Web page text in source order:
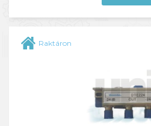
Raktáron